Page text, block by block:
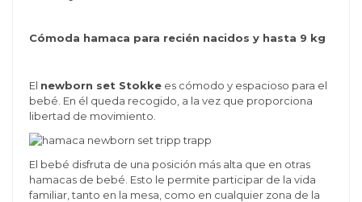
Cómoda hamaca para recién nacidos y hasta 9 kg
El newborn set Stokkees cómodo y espacioso para el
bebé. En él queda recogido, a la vez que proporciona
libertad de movimiento.
El bebé disfruta de una posición más alta que en otras
hamacas de bebé. Esto le permite participar de la vida
familiar, tanto en la mesa, como en cualquier zona de la